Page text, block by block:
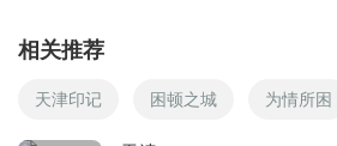
相关推荐
天津印记 困顿之城 为情所困